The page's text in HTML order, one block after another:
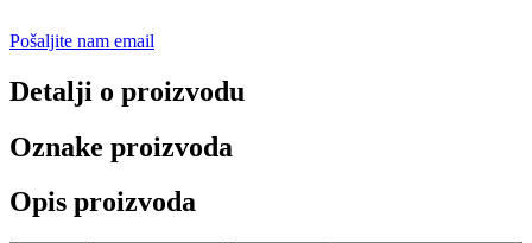
Pošaljite nam email
Detalji o proizvodu
Oznake proizvoda
Opis proizvoda